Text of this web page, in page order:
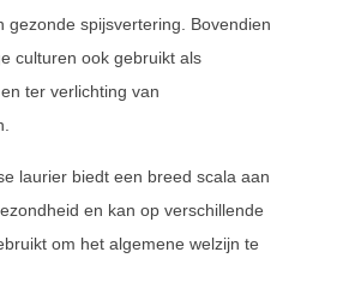
gezonde spijsvertering. Bovendien
culturen ook gebruikt als
ter verlichting van
laurier biedt een breed scala aan
en kan op verschillende
om het algemene welzijn te